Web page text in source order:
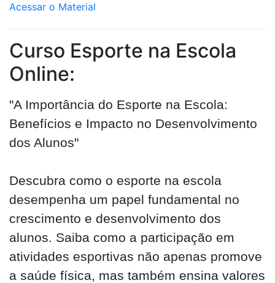
Acessar o Material
Curso Esporte na Escola
Online:
"A Importância do Esporte na Escola:
Benefícios e Impacto no Desenvolvimento
dos Alunos"
Descubra como o esporte na escola
desempenha um papel fundamental no
crescimento e desenvolvimento dos
alunos. Saiba como a participação em
atividades esportivas não apenas promove
a saúde física, mas também ensina valores